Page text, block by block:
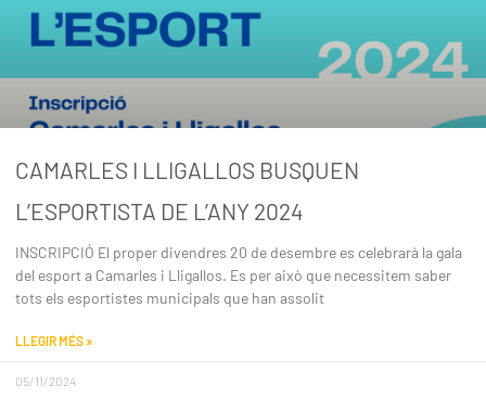
CAMARLES I LLIGALLOS BUSQUEN
L’ESPORTISTA DE L’ANY 2024
INSCRIPCIÓ El proper divendres 20 de desembre es celebrarà la gala
del esport a Camarles i Lligallos. Es per això que necessitem saber
tots els esportistes municipals que han assolit
LLEGIR MÉS »
05/11/2024